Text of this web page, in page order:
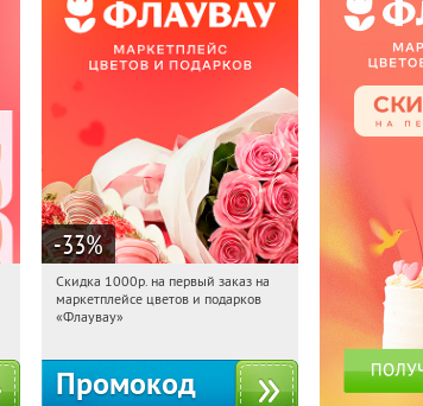
-33%
09:15:33 Получили:
Россия
Скидка 1000р. на первый заказ на
маркетплейсе цветов и подарков
«Флаувау»
Промокод